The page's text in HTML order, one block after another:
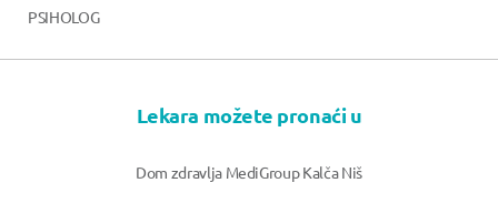
PSIHOLOG
Lekara možete pronaći u
Dom zdravlja MediGroup Kalča Niš